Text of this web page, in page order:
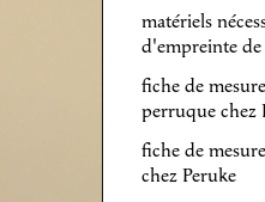
matériels
d'empreinte de
fiche de
perruque chez
fiche de
chez Peruke